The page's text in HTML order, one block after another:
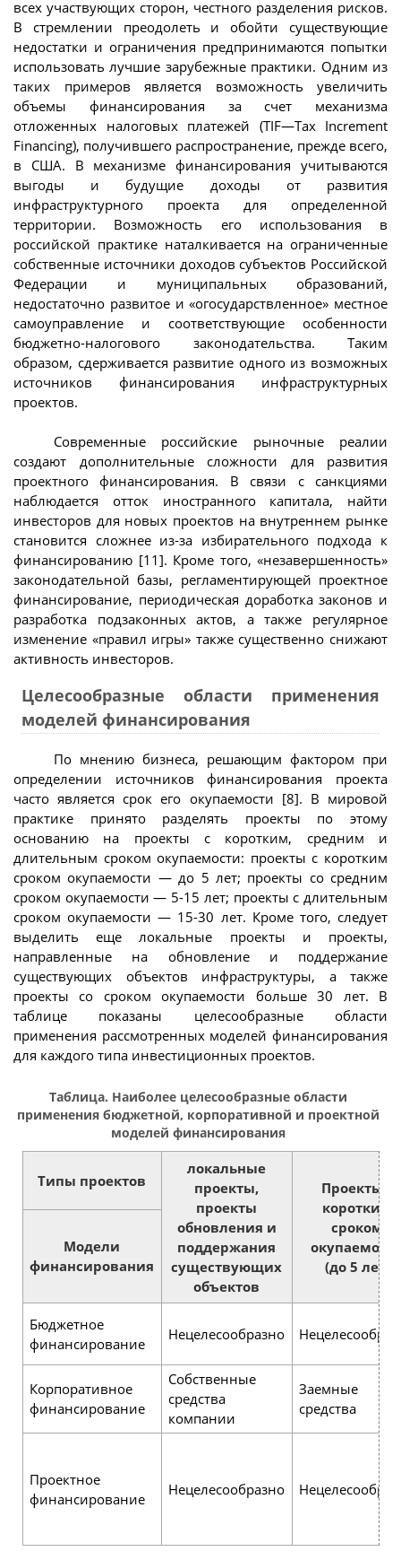
всех участвующих сторон, честного разделения рисков.
В стремлении преодолеть и обойти существующие
недостатки и ограничения предпринимаются попытки
использовать лучшие зарубежные практики. Одним из
таких примеров является возможность увеличить
объемы финансирования за счет механизма
отложенных налоговых платежей (TIF—Tax Increment
Financing), получившего распространение, прежде всего,
в США. В механизме финансирования учитываются
выгоды и будущие доходы от развития
инфраструктурного проекта для определенной
территории. Возможность его использования в
российской практике наталкивается на ограниченные
собственные источники доходов субъектов Российской
Федерации и муниципальных образований,
недостаточно развитое и «огосударствленное» местное
самоуправление и соответствующие особенности
бюджетно-налогового законодательства. Таким
образом, сдерживается развитие одного из возможных
источников финансирования инфраструктурных
проектов.
Современные российские рыночные реалии
создают дополнительные сложности для развития
проектного финансирования. В связи с санкциями
наблюдается отток иностранного капитала, найти
инвесторов для новых проектов на внутреннем рынке
становится сложнее из-за избирательного подхода к
финансированию [11]. Кроме того, «незавершенность»
законодательной базы, регламентирующей проектное
финансирование, периодическая доработка законов и
разработка подзаконных актов, а также регулярное
изменение «правил игры» также существенно снижают
активность инвесторов.
Целесообразные области применения
моделей финансирования
По мнению бизнеса, решающим фактором при
определении источников финансирования проекта
часто является срок его окупаемости [8]. В мировой
практике принято разделять проекты по этому
основанию на проекты с коротким, средним и
длительным сроком окупаемости: проекты с коротким
сроком окупаемости — до 5 лет; проекты со средним
сроком окупаемости — 5-15 лет; проекты с длительным
сроком окупаемости — 15-30 лет. Кроме того, следует
выделить еще локальные проекты и проекты,
направленные на обновление и поддержание
существующих объектов инфраструктуры, а также
проекты со сроком окупаемости больше 30 лет. В
таблице показаны целесообразные области
применения рассмотренных моделей финансирования
для каждого типа инвестиционных проектов.
Таблица. Наиболее целесообразные области
применения бюджетной, корпоративной и проектной
моделей финансирования
Типы проектов
локальные
проекты,
проекты
обновления и
поддержания
существующих
объектов
Проекты с
коротким
сроком
(до 5 лет)
Модели
финансирования
Бюджетное
финансирование
Нецелесообразно
Корпоративное
финансирование
Собственные
средства
компании
Заемные
средства
Проектное
финансирование
Нецелесообразно